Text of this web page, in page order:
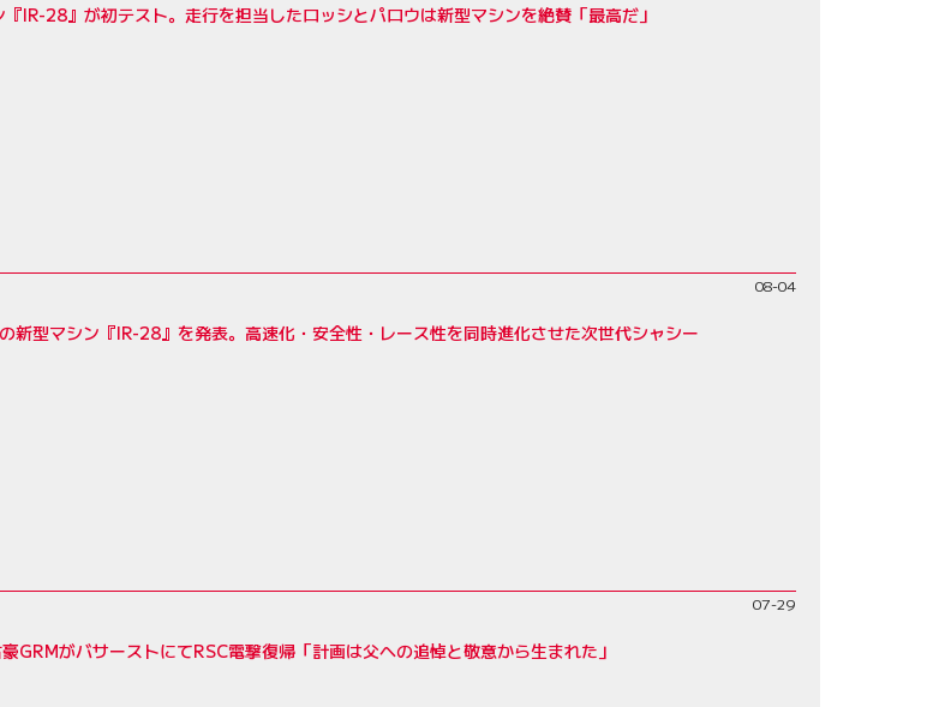
IR-28』が初テスト。走行を担当したロッシとパロウは新型マシンを絶賛「最高だ」
08-04
新型マシン『IR-28』を発表。高速化・安全性・レース性を同時進化させた次世代シャシー
07-29
GRMがバサーストにてRSC電撃復帰「計画は父への追悼と敬意から生まれた」